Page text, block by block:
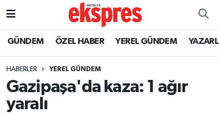
GÜNDEM ÖZEL HABER YEREL GÜNDEM
HABERLER YEREL GÜNDEM
Gazipaşa'da kaza: 1 ağır
yaralı
ÖZEL HABER
YEREL GÜNDEM
EKONOMİ
Nöbetçi Eczaneler
Trafik Durumu
Süper Lig Puan Durumu ve Fikstür